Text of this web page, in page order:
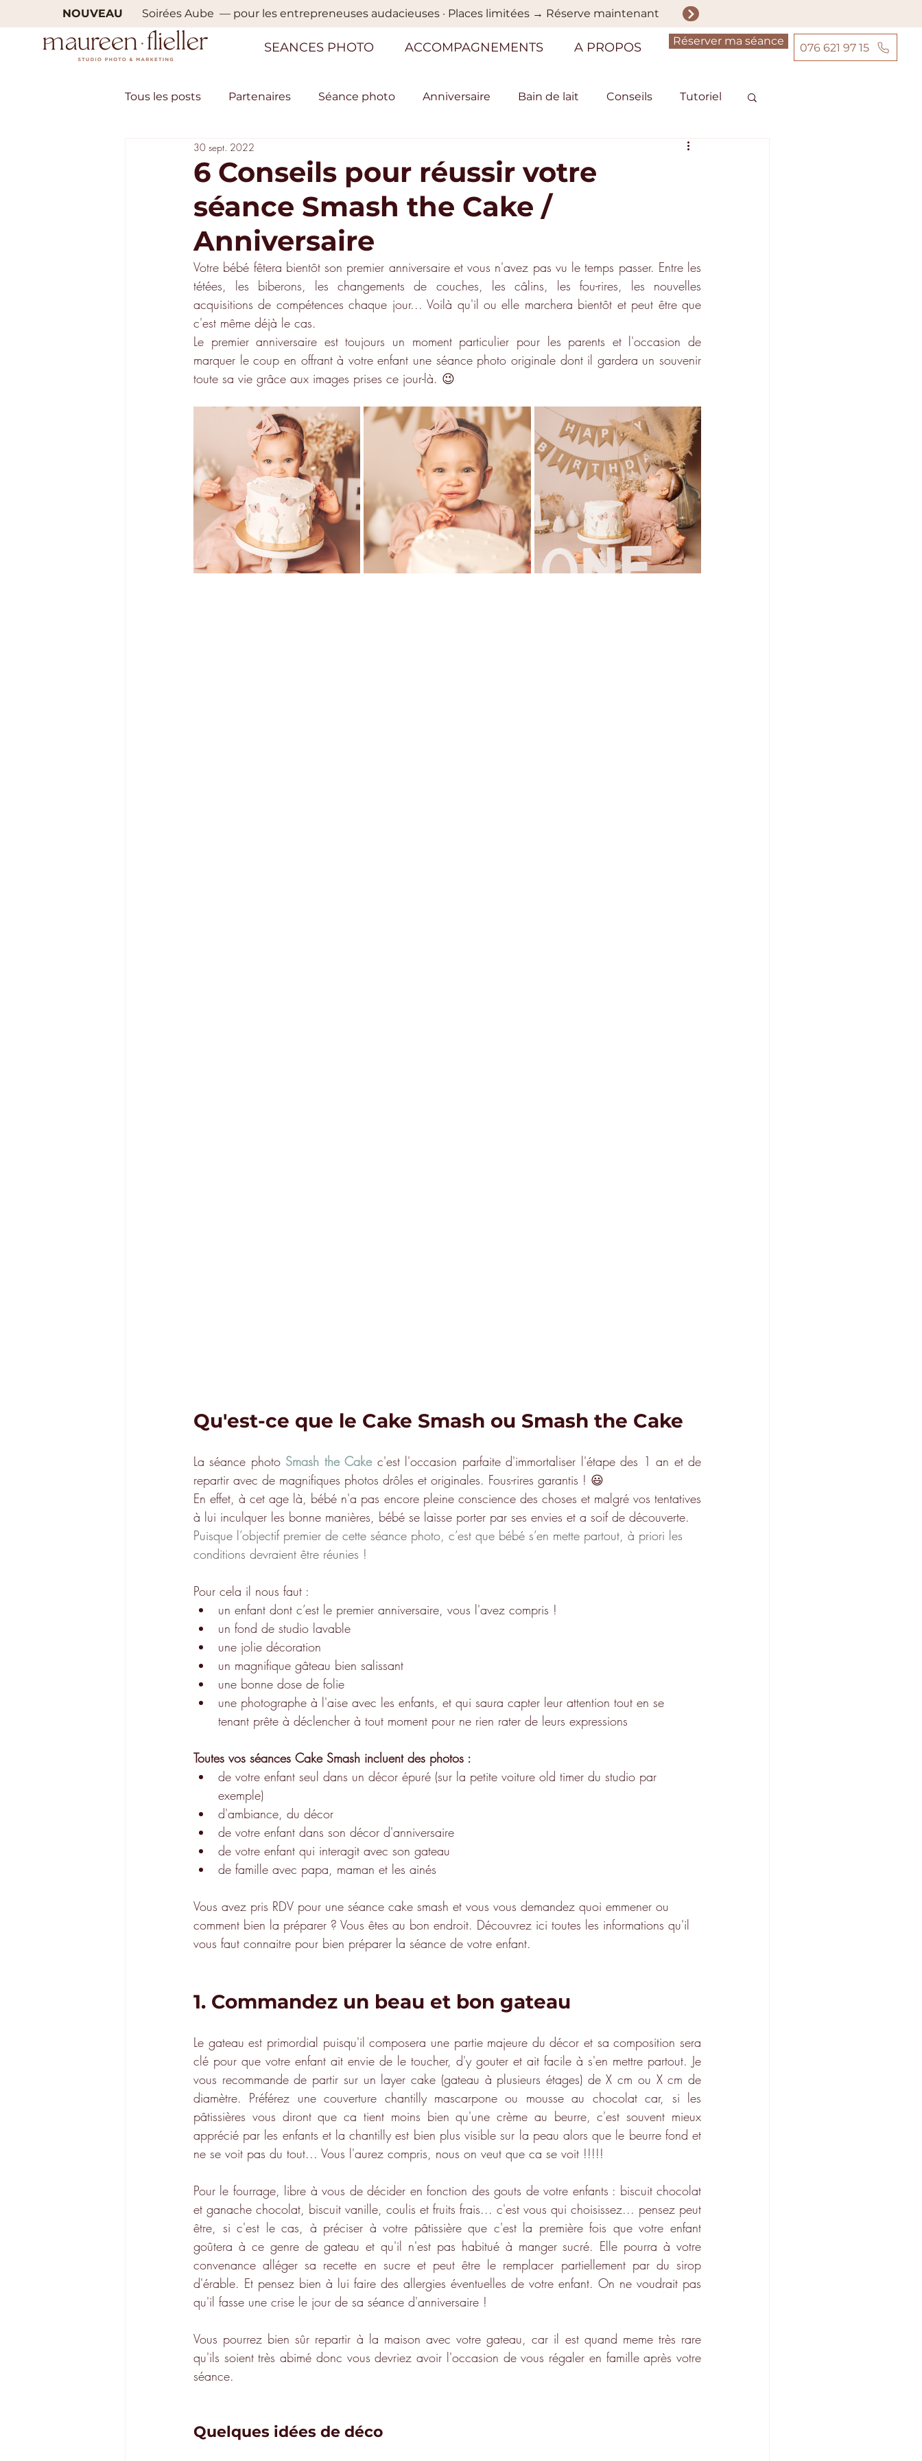
NOUVEAU Soirées Aube — pour les entrepreneuses audacieuses · Places limitées → Réserve maintenant
SEANCES PHOTO ACCOMPAGNEMENTS A PROPOS Réserver ma séance 076 621 97 15
Tous les posts Partenaires Séance photo Anniversaire Bain de lait Conseils Tutoriel
Récompenses
Grossesse Naissance
6 Conseils pour réussir votre
séance Smash the Cake /
Anniversaire
30 sept. 2022
Votre bébé fêtera bientôt son premier anniversaire et vous n'avez pas vu le temps passer. Entre les
tétées, les biberons, les changements de couches, les câlins, les fou-rires, les nouvelles
acquisitions de compétences chaque jour... Voilà qu'il ou elle marchera bientôt et peut être que
c'est même déjà le cas.
Le premier anniversaire est toujours un moment particulier pour les parents et l'occasion de
marquer le coup en offrant à votre enfant une séance photo originale dont il gardera un souvenir
toute sa vie grâce aux images prises ce jour-là. 😉
Qu'est-ce que le Cake Smash ou Smash the Cake
La séance photo Smash the Cake c'est l'occasion parfaite d'immortaliser l'étape des 1 an et de
repartir avec de magnifiques photos drôles et originales. Fous-rires garantis ! 😃
En effet, à cet age là, bébé n'a pas encore pleine conscience des choses et malgré vos tentatives
à lui inculquer les bonne manières, bébé se laisse porter par ses envies et a soif de découverte.
Puisque l’objectif premier de cette séance photo, c’est que bébé s’en mette partout, à priori les
conditions devraient être réunies !
Pour cela il nous faut :
un enfant dont c’est le premier anniversaire, vous l'avez compris !
un fond de studio lavable
une jolie décoration
un magnifique gâteau bien salissant
une bonne dose de folie
une photographe à l'aise avec les enfants, et qui saura capter leur attention tout en se
tenant prête à déclencher à tout moment pour ne rien rater de leurs expressions
Toutes vos séances Cake Smash incluent des photos :
de votre enfant seul dans un décor épuré (sur la petite voiture old timer du studio par
exemple)
d'ambiance, du décor
de votre enfant dans son décor d'anniversaire
de votre enfant qui interagit avec son gateau
de famille avec papa, maman et les ainés
Vous avez pris RDV pour une séance cake smash et vous vous demandez quoi emmener ou
comment bien la préparer ? Vous êtes au bon endroit. Découvrez ici toutes les informations qu'il
vous faut connaitre pour bien préparer la séance de votre enfant.
1. Commandez un beau et bon gateau
Le gateau est primordial puisqu'il composera une partie majeure du décor et sa composition sera
clé pour que votre enfant ait envie de le toucher, d'y gouter et ait facile à s'en mettre partout. Je
vous recommande de partir sur un layer cake (gateau à plusieurs étages) de X cm ou X cm de
diamètre. Préférez une couverture chantilly mascarpone ou mousse au chocolat car, si les
pâtissières vous diront que ca tient moins bien qu'une crème au beurre, c'est souvent mieux
apprécié par les enfants et la chantilly est bien plus visible sur la peau alors que le beurre fond et
ne se voit pas du tout... Vous l'aurez compris, nous on veut que ca se voit !!!!!
Pour le fourrage, libre à vous de décider en fonction des gouts de votre enfants : biscuit chocolat
et ganache chocolat, biscuit vanille, coulis et fruits frais... c'est vous qui choisissez... pensez peut
être, si c'est le cas, à préciser à votre pâtissière que c'est la première fois que votre enfant
goûtera à ce genre de gateau et qu'il n'est pas habitué à manger sucré. Elle pourra à votre
convenance alléger sa recette en sucre et peut être le remplacer partiellement par du sirop
d'érable. Et pensez bien à lui faire des allergies éventuelles de votre enfant. On ne voudrait pas
qu'il fasse une crise le jour de sa séance d'anniversaire !
Vous pourrez bien sûr repartir à la maison avec votre gateau, car il est quand meme très rare
qu'ils soient très abimé donc vous devriez avoir l'occasion de vous régaler en famille après votre
séance.
Quelques idées de déco